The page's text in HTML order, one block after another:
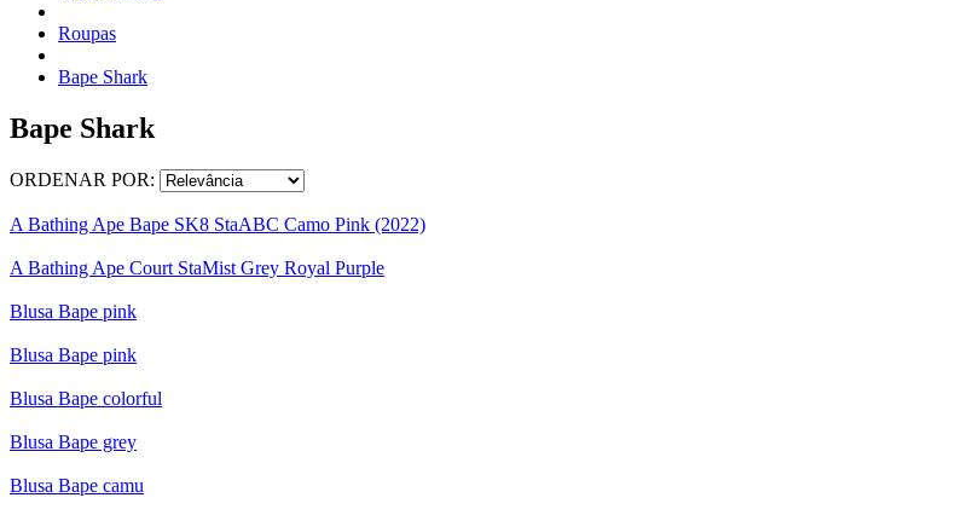
Roupas
Bape Shark
Bape Shark
ORDENAR POR:
A Bathing Ape Bape SK8 StaABC Camo Pink (2022)
A Bathing Ape Court StaMist Grey Royal Purple
Blusa Bape pink
Blusa Bape pink
Blusa Bape colorful
Blusa Bape grey
Blusa Bape camu